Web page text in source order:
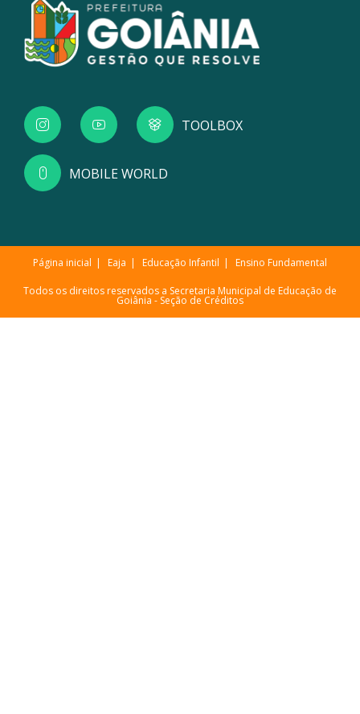
TOOLBOX
MOBILE WORLD
Página inicial Eaja Educação Infantil Ensino Fundamental
Todos os direitos reservados a Secretaria Municipal de Educação de
Goiânia - Seção de Créditos